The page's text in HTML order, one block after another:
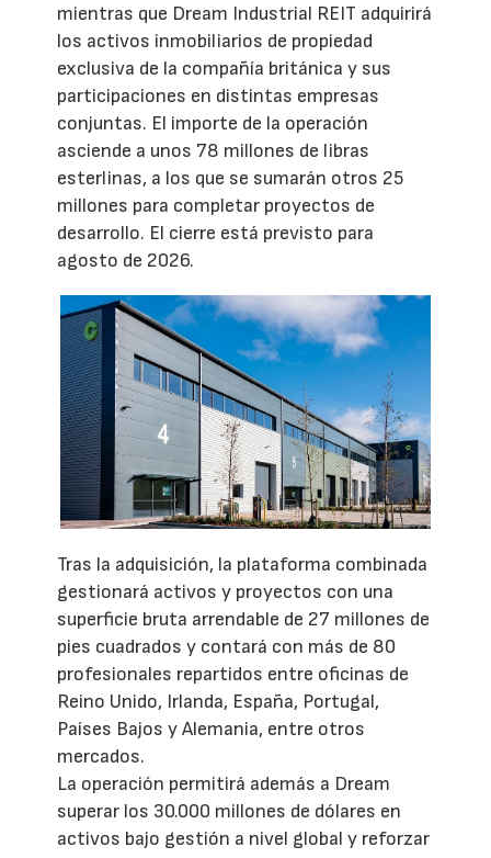
mientras que Dream Industrial REIT adquirirá
los activos inmobiliarios de propiedad
exclusiva de la compañía británica y sus
participaciones en distintas empresas
conjuntas. El importe de la operación
asciende a unos 78 millones de libras
esterlinas, a los que se sumarán otros 25
millones para completar proyectos de
desarrollo. El cierre está previsto para
agosto de 2026.
Tras la adquisición, la plataforma combinada
gestionará activos y proyectos con una
superficie bruta arrendable de 27 millones de
pies cuadrados y contará con más de 80
profesionales repartidos entre oficinas de
Reino Unido, Irlanda, España, Portugal,
Países Bajos y Alemania, entre otros
mercados.
La operación permitirá además a Dream
superar los 30.000 millones de dólares en
activos bajo gestión a nivel global y reforzar